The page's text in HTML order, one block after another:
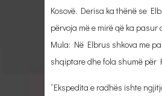
Kosovë. Derisa ka thënë se
përvoja më e mirë që ka pasur
Mula: Në Elbrus shkova me
shqiptare dhe fola shumë për
“Ekspedita e radhës ishte